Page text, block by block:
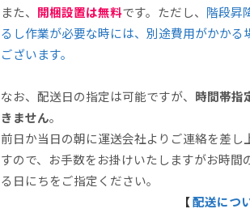
また、 開梱設置は無料です。ただし、 階段昇
るし作業が必要な時には、別途費用がかかる
ございます。
なお、配送日の指定は可能ですが、 時間帯指
きません。
前日か当日の朝に運送会社よりご連絡を差し
すので、お手数をお掛けいたしますがお時間
る日にちをご指定ください。
【配送につ